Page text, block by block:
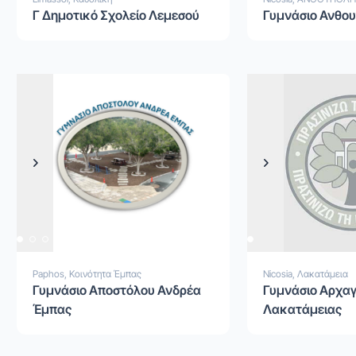
Γ Δημοτικό Σχολείο Λεμεσού Γυμνάσιο
Previous
Next
Paphos, Κοινότητα Έμπας
Γυμνάσιο Αποστόλου Ανδρέα
Έμπας
Previous
Next
Nicosia, Λακατάμεια
Γυμνάσιο
Λακατάμειας